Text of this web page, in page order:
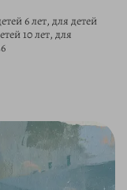
6 лет, для детей
10 лет, для